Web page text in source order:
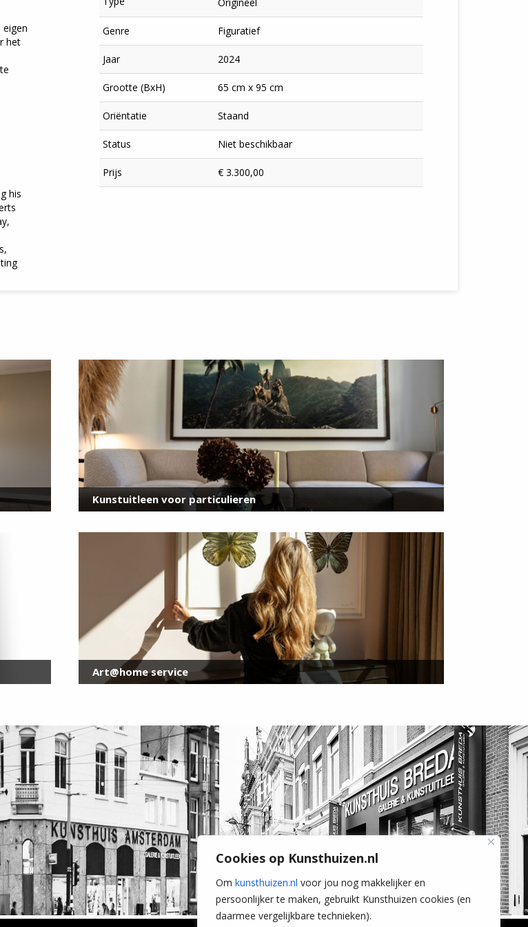
Cookies op Kunsthuizen.nl
Om kunsthuizen.nl voor jou nog makkelijker en
persoonlijker te maken, gebruikt Kunsthuizen cookies (en
daarmee vergelijkbare technieken).
het
his
Genre Figuratief
Jaar 2024
Grootte (BxH) 65 cm x 95 cm
Oriëntatie Staand
Status Niet beschikbaar
Prijs € 3.300,00
Kunstuitleen voor particulieren
Art@home service